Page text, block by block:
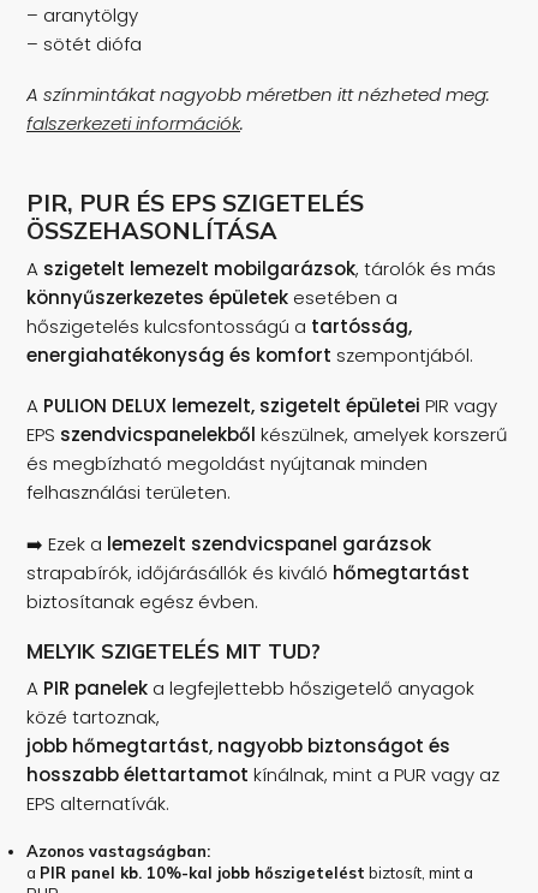
– aranytölgy
– sötét diófa
A színmintákat nagyobb méretben itt nézheted meg:
falszerkezeti információk.
PIR, PUR ÉS EPS SZIGETELÉS
ÖSSZEHASONLÍTÁSA
A szigetelt lemezelt mobilgarázsok, tárolók és más
könnyűszerkezetes épületek esetében a
hőszigetelés kulcsfontosságú a tartósság,
energiahatékonyság és komfort szempontjából.
A PULION DELUX lemezelt, szigetelt épületei PIR vagy
EPS szendvicspanelekből készülnek, amelyek korszerű
és megbízható megoldást nyújtanak minden
felhasználási területen.
➡️ Ezek a lemezelt szendvicspanel garázsok
strapabírók, időjárásállók és kiváló hőmegtartást
biztosítanak egész évben.
MELYIK SZIGETELÉS MIT TUD?
A PIR panelek a legfejlettebb hőszigetelő anyagok
közé tartoznak,
jobb hőmegtartást, nagyobb biztonságot és
hosszabb élettartamot kínálnak, mint a PUR vagy az
EPS alternatívák.
Azonos vastagságban:
a PIR panel kb. 10%-kal jobb hőszigetelést biztosít, mint a